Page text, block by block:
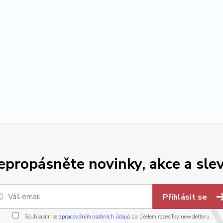
novinky, akce a
Přihlásit se
Souhlasím se zpracováním osobních údajůza účelem rozesílky newsletteru.